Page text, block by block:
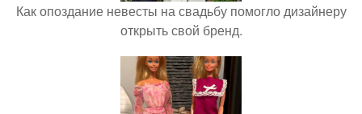
Как опоздание невесты на свадьбу помогло дизайнеру
открыть свой бренд.